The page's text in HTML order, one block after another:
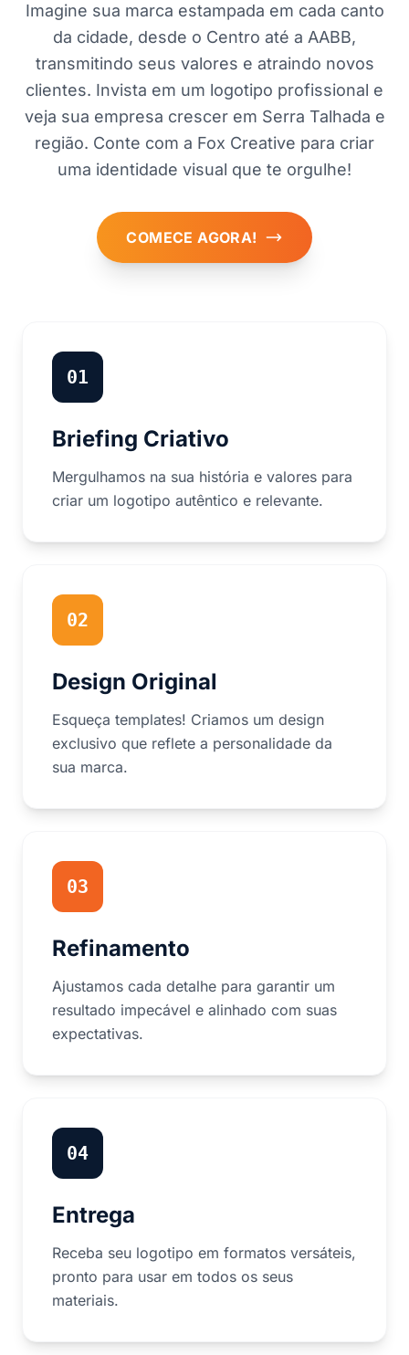
Imagine sua marca estampada em cada canto
da cidade, desde o Centro até a AABB,
transmitindo seus valores e atraindo novos
clientes. Invista em um logotipo profissional e
veja sua empresa crescer em Serra Talhada e
região. Conte com a Fox Creative para criar
uma identidade visual que te orgulhe!
COMECE AGORA!
01
Briefing Criativo
Mergulhamos na sua história e valores para
criar um logotipo autêntico e relevante.
02
Design Original
Esqueça templates! Criamos um design
exclusivo que reflete a personalidade da
sua marca.
03
Refinamento
Ajustamos cada detalhe para garantir um
resultado impecável e alinhado com suas
expectativas.
04
Entrega
Receba seu logotipo em formatos versáteis,
pronto para usar em todos os seus
materiais.